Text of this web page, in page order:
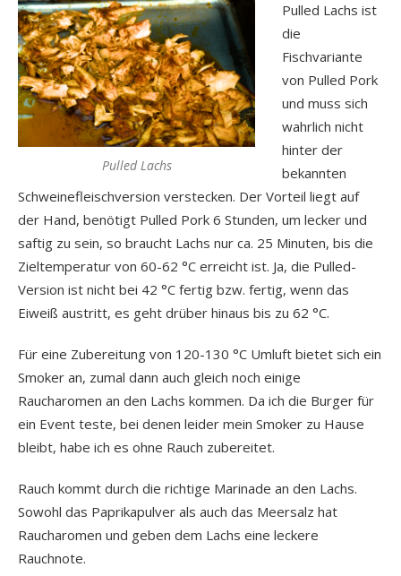
Pulled Lachs
Pulled Lachs ist
die
Fischvariante
von Pulled Pork
und muss sich
wahrlich nicht
hinter der
bekannten
Schweinefleischversion verstecken. Der Vorteil liegt auf
der Hand, benötigt Pulled Pork 6 Stunden, um lecker und
saftig zu sein, so braucht Lachs nur ca. 25 Minuten, bis die
Zieltemperatur von 60-62 °C erreicht ist. Ja, die Pulled-
Version ist nicht bei 42 °C fertig bzw. fertig, wenn das
Eiweiß austritt, es geht drüber hinaus bis zu 62 °C.
Für eine Zubereitung von 120-130 °C Umluft bietet sich ein
Smoker an, zumal dann auch gleich noch einige
Raucharomen an den Lachs kommen. Da ich die Burger für
ein Event teste, bei denen leider mein Smoker zu Hause
bleibt, habe ich es ohne Rauch zubereitet.
Rauch kommt durch die richtige Marinade an den Lachs.
Sowohl das Paprikapulver als auch das Meersalz hat
Raucharomen und geben dem Lachs eine leckere
Rauchnote.